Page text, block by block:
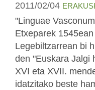
2011/02/04
"Linguae
Etxeparek
Legebiltzarrean bi
den "Euskara Jalgi
XVI eta XVII.
idatzitako beste